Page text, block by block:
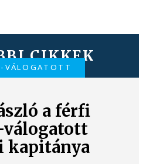
CIKKEK
VÁLOGATOTT
a férfi
kapitánya